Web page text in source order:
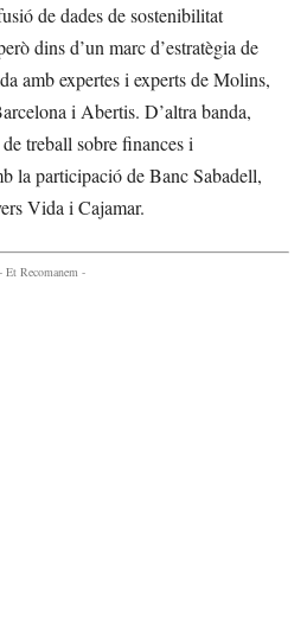
de dades de sostenibilitat
dins d’un marc d’estratègia de
amb expertes i experts de Molins,
i Abertis. D’altra banda,
treball sobre finances i
la participació de Banc Sabadell,
Vida i Cajamar.
- Et Recomanem -